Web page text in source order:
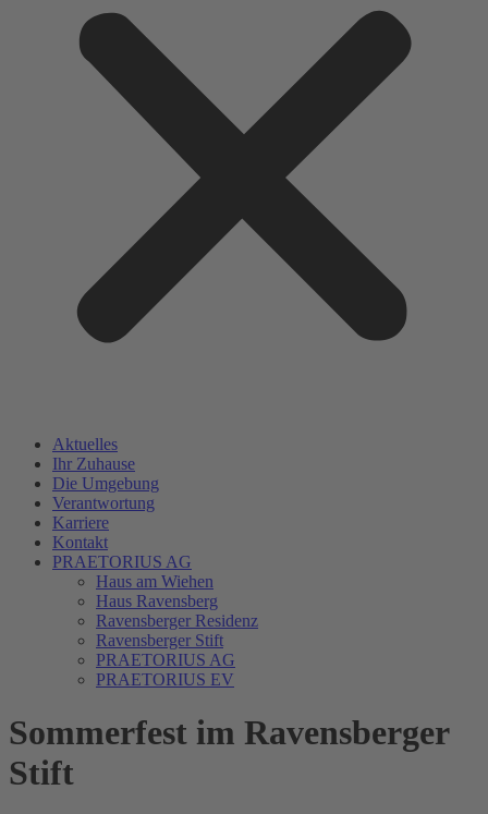
Aktuelles
Ihr Zuhause
Die Umgebung
Verantwortung
Karriere
Kontakt
PRAETORIUS AG
Haus am Wiehen
Haus Ravensberg
Ravensberger Residenz
Ravensberger Stift
PRAETORIUS AG
PRAETORIUS EV
Sommerfest im Ravensberger
Stift